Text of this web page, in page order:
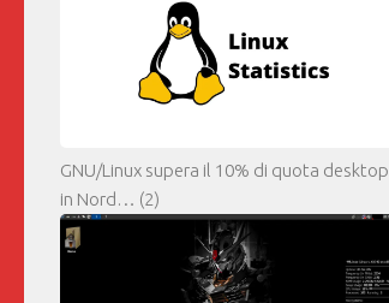
GNU/Linux supera il 10% di quota desktop
in Nord… (2)